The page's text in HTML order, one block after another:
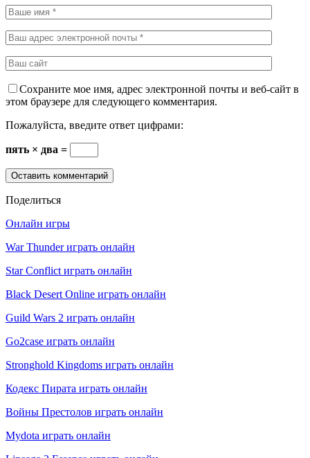
Сохраните мое имя, адрес электронной почты и веб-сайт в
этом браузере для следующего комментария.
Пожалуйста, введите ответ цифрами:
пять × два =
Поделиться
Онлайн игры
War Thunder играть онлайн
Star Conflict играть онлайн
Black Desert Online играть онлайн
Guild Wars 2 играть онлайн
Go2case играть онлайн
Stronghold Kingdoms играть онлайн
Кодекс Пирата играть онлайн
Войны Престолов играть онлайн
Mydota играть онлайн